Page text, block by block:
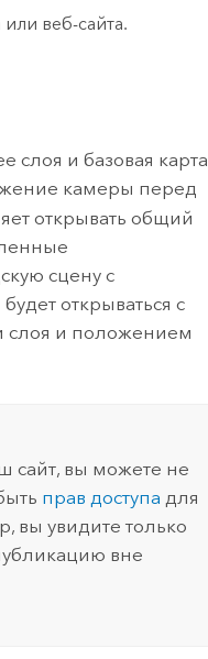
веб-сайта.
слоя и базовая карта
камеры перед
открывать общий
сцену с
открываться с
слоя и положением
сайт, вы можете не
прав доступа для
вы увидите только
вне